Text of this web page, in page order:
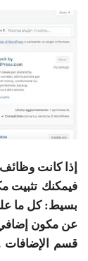
فيمكنك تثبيت
بسيط: كل ما
عن مكون إضافي
قسم الإضافات